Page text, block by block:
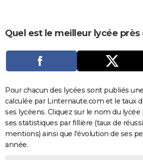
Dictionnaire
Biographies
Expressions
Proverbes
PROGRAMME TV
COPAINS D'AVANT
S'inscrire
Se connecter
Lycées
Collèges
Primaires
Universités
Entreprises
Service militaire
Avis de recherche
AVIS DE DÉCÈS
FORUM
Bricolage
Lifestyle
Culture
Sport
Auto
Television
Voyage
Cinema
Quel est le meilleur lycée près
Pour chacun des lycées sont publiés
calculée par Linternaute.com et le taux
ses lycéens. Cliquez sur le nom du
ses statistiques par fillière (taux de
mentions) ainsi que l'évolution de ses
année.